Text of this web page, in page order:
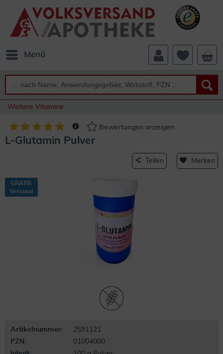
Menü
Weitere Vitamine
Bewertungen anzeigen
L-Glutamin Pulver
Teilen Merken
GRATIS
Versand
Artikelnummer:
2591121
PZN:
01004000